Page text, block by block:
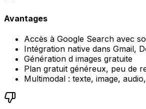
Avantages
Accès à Google Search avec
Intégration native dans Gmail,
Génération d images gratuite
Plan gratuit généreux, peu de
Multimodal : texte, image,